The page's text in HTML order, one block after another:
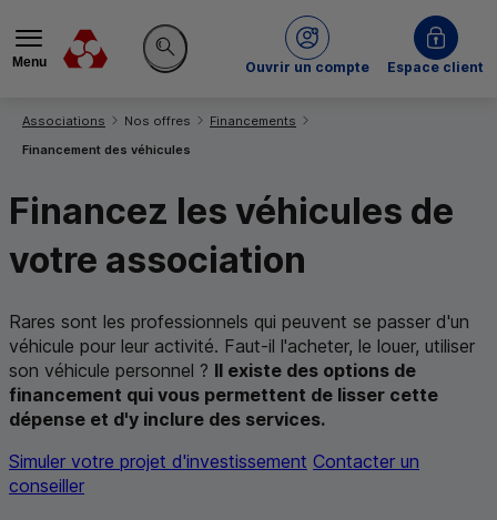
Menu
Rechercher sur le site
Ouvrir un compte
du Crédit MutuelEspace client
Vous êtes ici:
Associations Nos offres
Financements
Financement des véhicules
Financez les véhicules de
votre association
Rares sont les professionnels qui peuvent se passer d'un
véhicule pour leur activité. Faut-il l'acheter, le louer, utiliser
son véhicule personnel ? Il existe des options de
financement qui vous permettent de lisser cette
dépense et d'y inclure des services.
Simuler votre projet d'investissement Contacter un
conseiller